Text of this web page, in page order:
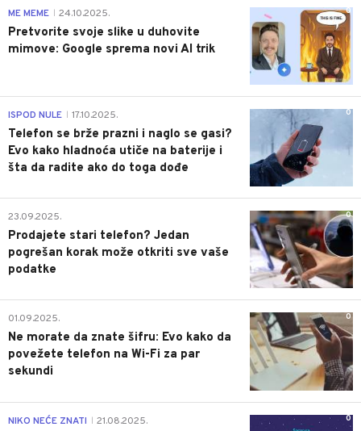
0
ME MEME 24.10.2025.
Pretvorite svoje slike u duhovite
mimove: Google sprema novi AI trik
0
ISPOD NULE 17.10.2025.
Telefon se brže prazni i naglo se gasi?
Evo kako hladnoća utiče na baterije i
šta da radite ako do toga dođe
0
23.09.2025.
Prodajete stari telefon? Jedan
pogrešan korak može otkriti sve vaše
podatke
0
01.09.2025.
Ne morate da znate šifru: Evo kako da
povežete telefon na Wi-Fi za par
sekundi
0
NIKO NEĆE ZNATI 21.08.2025.